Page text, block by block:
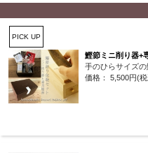
PICK UP
鰹節ミニ削り器+
手のひらサイズ
価格： 5,500円(